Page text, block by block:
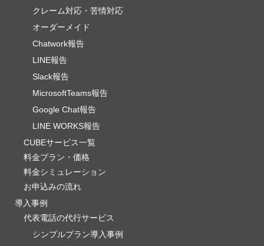
クレーム対応・苦情対応
オーダーメイド
Chatwork報告
LINE報告
Slack報告
MicrosoftTeams報告
Google Chat報告
LINE WORKS報告
CUBEサービス一覧
料金プラン・価格
料金シミュレーション
お申込みの流れ
導入事例
代表電話の代行サービス
シンプルプラン導入事例